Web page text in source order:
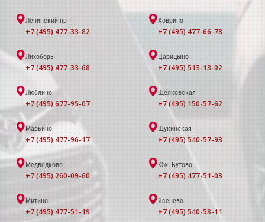
Ленинский пр-т
+7 (495) 477-33-82
Ховрино
+7 (495) 477-66-78
Лихоборы
+7 (495) 477-33-68
Царицыно
+7 (495) 513-13-02
Люблино
+7 (495) 677-95-07
Щёлковская
+7 (495) 150-57-62
Марьино
+7 (495) 477-96-17
Щукинская
+7 (495) 540-57-93
Медведково
+7 (495) 260-09-60
Юж. Бутово
+7 (495) 477-51-03
Митино
+7 (495) 477-51-19
Ясенево
+7 (495) 540-53-11